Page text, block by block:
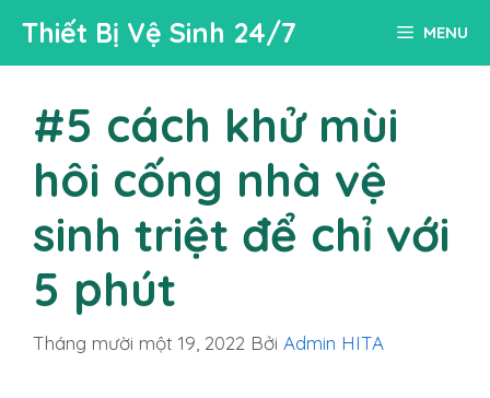
đến
nội
Thiết Bị Vệ Sinh 24/7 MENU
#5 cách khử mùi
hôi cống nhà vệ
sinh triệt để chỉ với
5 phút
Tháng mười một 19, 2022 Bởi Admin HITA